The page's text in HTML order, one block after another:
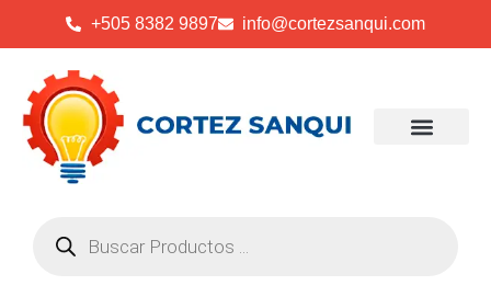
+505 8382 9897 info@cortezsanqui.com